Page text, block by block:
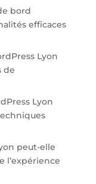
bord
efficaces
Lyon
de
Lyon
peut-elle
l’expérience